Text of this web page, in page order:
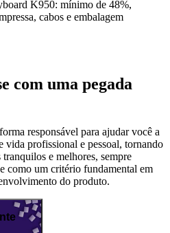
K950: mínimo de 48%,
cabos e embalagem
com uma pegada
responsável para ajudar você a
vida profissional e pessoal, tornando
e melhores, sempre
como um critério fundamental em
do produto.